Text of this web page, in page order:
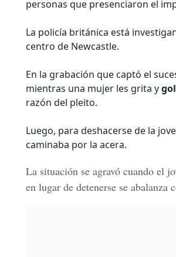
personas que presenciaron el
La policía británica está
centro de Newcastle.
En la grabación que captó el
mientras una mujer les grita y
razón del pleito.
Luego, para deshacerse de la
caminaba por la acera.
La situación se agravó cuando el
en lugar de detenerse se abalanza